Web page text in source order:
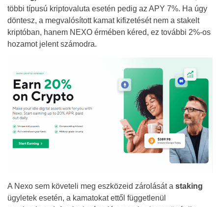
többi típusú kriptovaluta esetén pedig az APY 7%. Ha úgy
döntesz, a megvalósított kamat kifizetését nem a stakelt
kriptóban, hanem NEXO érmében kéred, ez további 2%-os
hozamot jelent számodra.
A Nexo sem követeli meg eszközeid zárolását a staking
ügyletek esetén, a kamatokat ettől függetlenül